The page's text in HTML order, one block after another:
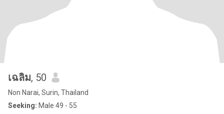
เฉลิม, 50
Non Narai, Surin, Thailand
Seeking: Male 49 - 55